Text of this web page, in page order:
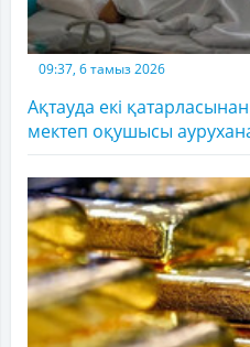
09:37, 6 тамыз 2026
Ақтауда екі
мектеп оқушысы